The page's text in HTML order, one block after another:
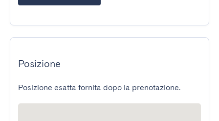
Posizione
Posizione esatta fornita dopo la prenotazione.